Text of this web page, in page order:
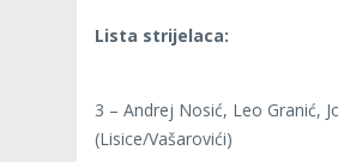
Lista strijelaca:
3 – Andrej Nosić, Leo Granić,
(Lisice/Vašarovići)